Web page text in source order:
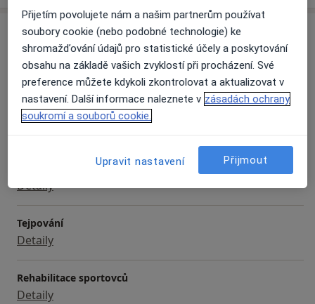
Služby a ceník služeb
Cvičení
Detaily
Poúrazová rehabilitace
Detaily
Tejpování
Detaily
Rehabilitace sportovců
Detaily
Přijetím povolujete nám a našim partnerům používat
soubory cookie (nebo podobné technologie) ke
shromažďování údajů pro statistické účely a poskytování
obsahu na základě vašich zvyklostí při procházení. Své
preference můžete kdykoli zkontrolovat a aktualizovat v
nastavení. Další informace naleznete v zásadách ochrany
soukromí a souborů cookie.
Upravit nastavení Přijmout